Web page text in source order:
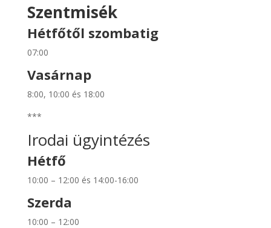
Szentmisék
Hétfőtől szombatig
07:00
Vasárnap
8:00, 10:00 és 18:00
***
Irodai ügyintézés
Hétfő
10:00 – 12:00 és 14:00-16:00
Szerda
10:00 – 12:00